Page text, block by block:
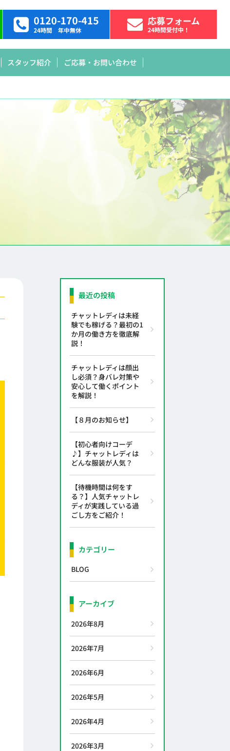
0120-170-415
24時間 年中無休
応募フォーム
24時間受付中！
スタッフ紹介 ご応募・お問い合わせ
最近の投稿
チャットレディは未経
験でも稼げる？最初の1
か月の働き方を徹底解
説！
チャットレディは顔出
し必須？身バレ対策や
安心して働くポイント
を解説！
【８月のお知らせ】
【初心者向けコーデ
♪】チャットレディは
どんな服装が人気？
【待機時間は何をす
る？】人気チャットレ
ディが実践している過
ごし方をご紹介！
カテゴリー
BLOG
アーカイブ
2026年8月
2026年7月
2026年6月
2026年5月
2026年4月
2026年3月